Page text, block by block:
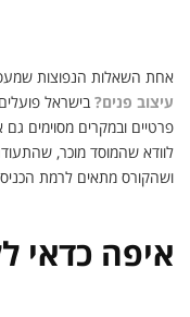
אחת השאלות הנפוצות
עיצוב פנים? בישראל
פרטיים ובמקרים מסוימים גם
לוודא שהמוסד מוכר,
ושהקורס מתאים לרמת
איפה כדאי